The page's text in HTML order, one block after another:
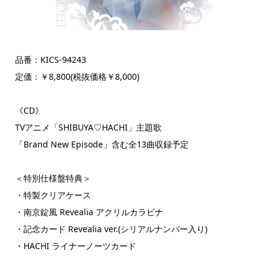
品番：KICS-94243
定価：￥8,800(税抜価格￥8,000)
《CD》
TVアニメ「SHIBUYA♡HACHI」主題歌
「Brand New Episode」含む全13曲収録予定
＜特別仕様盤特典＞
・特製クリアケース
・南京錠風 Revealia アクリルカラビナ
・記念カード Revealia ver.(シリアルナンバー入り)
・HACHI ライナーノーツカード